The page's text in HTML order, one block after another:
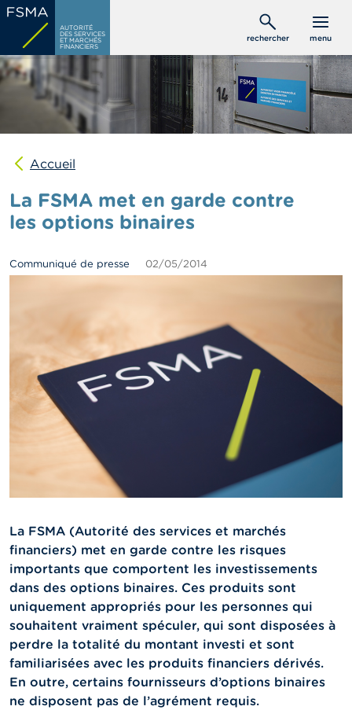
Aller
contenu
principal
AUTORITÉ
DES SERVICES
ET MARCHÉS
FINANCIERS
rechercher menu
C
s
o
m
t
u
P
f
n
A
c
t
a
l
i
t
é
s
e
Accueil
La FSMA met en garde contre
les options binaires
Communiqué de presse 02/05/2014
La FSMA (Autorité des services et marchés
financiers) met en garde contre les risques
importants que comportent les investissements
dans des options binaires. Ces produits sont
uniquement appropriés pour les personnes qui
souhaitent vraiment spéculer, qui sont disposées à
perdre la totalité du montant investi et sont
familiarisées avec les produits financiers dérivés.
En outre, certains fournisseurs d’options binaires
ne disposent pas de l’agrément requis.